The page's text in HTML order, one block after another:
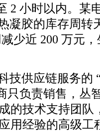
2 小时以内。某
凝胶的库存周转
少近 200 万元
技供应链服务的
只负责销售，丛
的技术支持团队
用经验的高级工